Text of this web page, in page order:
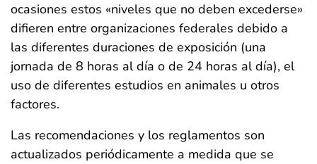
ocasiones estos «niveles que no deben excederse»
difieren entre organizaciones federales debido a
las diferentes duraciones de exposición (una
jornada de 8 horas al día o de 24 horas al día), el
uso de diferentes estudios en animales u otros
factores.
Las recomendaciones y los reglamentos son
actualizados periódicamente a medida que se